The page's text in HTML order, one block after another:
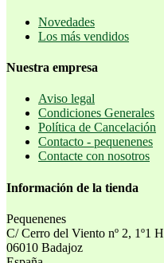
Novedades
Los más vendidos
Nuestra empresa
Aviso legal
Condiciones Generales
Política de Cancelación
Contacto - pequenenes
Contacte con nosotros
Información de la tienda
Pequenenes
C/ Cerro del Viento nº 2, 1º1 H
06010 Badajoz